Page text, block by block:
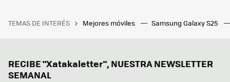
TEMAS DE INTERÉS Mejores móviles Samsung Galaxy S25
RECIBE "Xatakaletter", NUESTRA NEWSLETTER
SEMANAL